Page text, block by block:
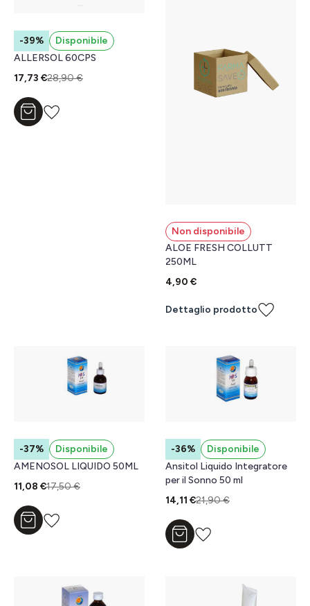
-39%
Disponibile
ALLERSOL 60CPS
17,73 €28,90 €
Aggiungi al carrello
Non disponibile
ALOE FRESH COLLUTT
250ML
4,90 €
Dettaglio prodotto
-37%
Disponibile
AMENOSOL LIQUIDO 50ML
11,08 €17,50 €
Aggiungi al carrello
-36%
Disponibile
Ansitol Liquido Integratore
per il Sonno 50 ml
14,11 €21,90 €
Aggiungi al carrello